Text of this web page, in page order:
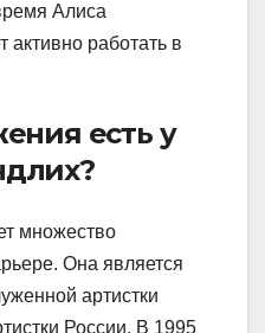
Алиса
работать в
есть у
множество
Она является
артистки
России. В 1995